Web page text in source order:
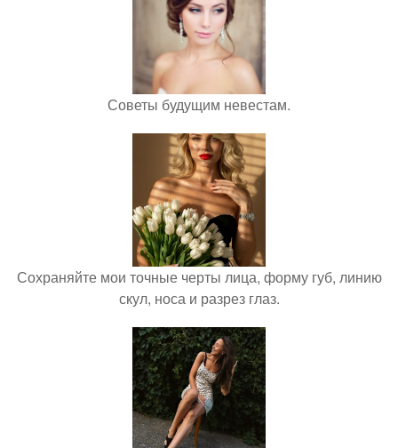
Советы будущим невестам.
Сохраняйте мои точные черты лица, форму губ, линию
скул, носа и разрез глаз.